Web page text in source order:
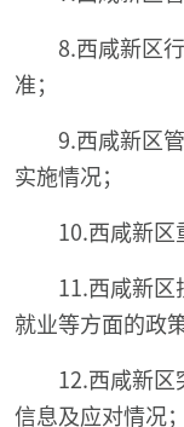
8.西咸新区
准；
9.西咸新区
实施情况；
10.西咸新区
11.西咸新
就业等方面的政
12.西咸新
信息及应对情况；